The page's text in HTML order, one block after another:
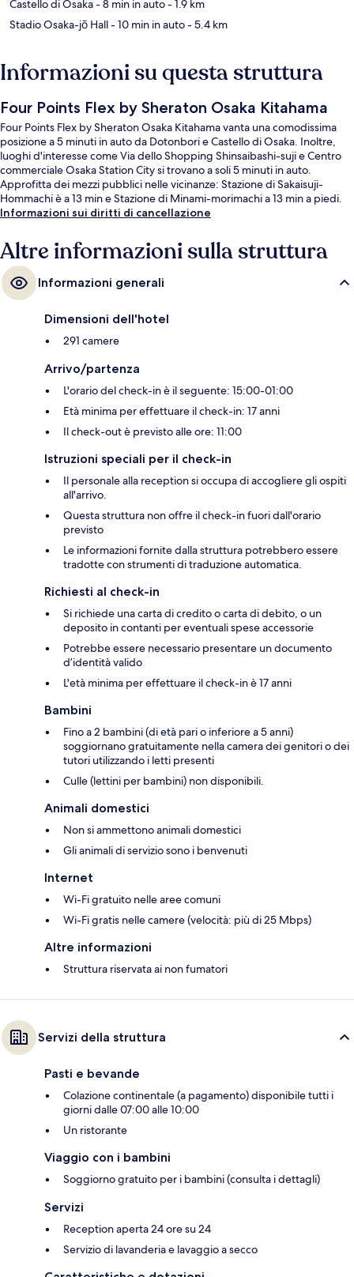
Castello di Osaka- 8 min in auto- 1.9 km
Stadio Osaka-jō Hall- 10 min in auto- 5.4 km
Informazioni su questa struttura
Four Points Flex by Sheraton Osaka Kitahama
Four Points Flex by Sheraton Osaka Kitahama vanta una comodissima
posizione a 5 minuti in auto da Dotonbori e Castello di Osaka. Inoltre,
luoghi d'interesse come Via dello Shopping Shinsaibashi-suji e Centro
commerciale Osaka Station City si trovano a soli 5 minuti in auto.
Approfitta dei mezzi pubblici nelle vicinanze: Stazione di Sakaisuji-
Hommachi è a 13 min e Stazione di Minami-morimachi a 13 min a piedi.
Informazioni sui diritti di cancellazione
Altre informazioni sulla struttura
Informazioni generali
Dimensioni dell'hotel
291 camere
Arrivo/partenza
L'orario del check-in è il seguente: 15:00-01:00
Età minima per effettuare il check-in: 17 anni
Il check-out è previsto alle ore: 11:00
Istruzioni speciali per il check-in
Il personale alla reception si occupa di accogliere gli ospiti
all'arrivo.
Questa struttura non offre il check-in fuori dall'orario
previsto
Le informazioni fornite dalla struttura potrebbero essere
tradotte con strumenti di traduzione automatica.
Richiesti al check-in
Si richiede una carta di credito o carta di debito, o un
deposito in contanti per eventuali spese accessorie
Potrebbe essere necessario presentare un documento
d’identità valido
L'età minima per effettuare il check-in è 17 anni
Bambini
Fino a 2 bambini (di età pari o inferiore a 5 anni)
soggiornano gratuitamente nella camera dei genitori o dei
tutori utilizzando i letti presenti
Culle (lettini per bambini) non disponibili.
Animali domestici
Non si ammettono animali domestici
Gli animali di servizio sono i benvenuti
Internet
Wi-Fi gratuito nelle aree comuni
Wi-Fi gratis nelle camere (velocità: più di 25 Mbps)
Altre informazioni
Struttura riservata ai non fumatori
Servizi della struttura
Pasti e bevande
Colazione continentale (a pagamento) disponibile tutti i
giorni dalle 07:00 alle 10:00
Un ristorante
Viaggio con i bambini
Soggiorno gratuito per i bambini (consulta i dettagli)
Servizi
Reception aperta 24 ore su 24
Servizio di lavanderia e lavaggio a secco